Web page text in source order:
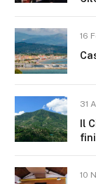
16
31
Il
10